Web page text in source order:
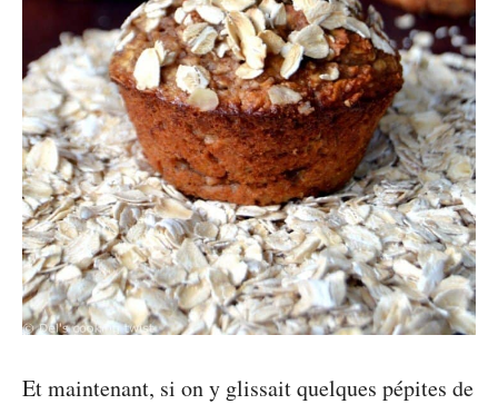
Et maintenant, si on y glissait quelques pépites de